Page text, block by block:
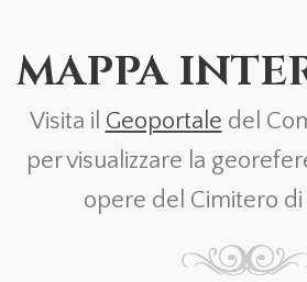
MAPPA
Visita il Geoportale del
per visualizzare la
opere del Cimitero di